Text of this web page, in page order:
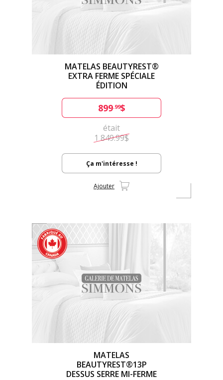
MATELAS BEAUTYREST®
EXTRA FERME SPÉCIALE
ÉDITION
899.99$
était
1 849.99$
Ça m'intéresse !
Ajouter
MATELAS
BEAUTYREST®13P
DESSUS SERRE MI-FERME